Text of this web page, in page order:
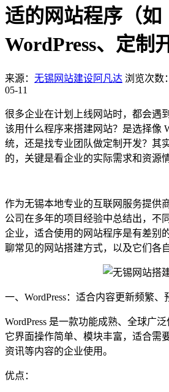
适的网站程序（如
WordPress、定制
来源： 无锡网站建设阿凡达 浏览次数
05-11
很多企业在计划上线网站时，都会遇
该用什么程序来搭建网站？是选择像
统，还是找专业团队做定制开发？其
的，关键是看企业的实际需求和资源情
作为无锡本地专业的互联网服务提供
公司在多年的项目经验中总结出，不
企业，适合使用的网站程序是有差别
聊常见的网站搭建方式，以及它们各
一、WordPress：适合内容更新频繁、
WordPress 是一款功能成熟、全球广
它界面操作简单、模块丰富，适合需
资讯等内容的企业使用。
优点：